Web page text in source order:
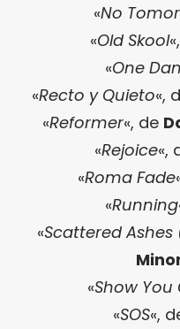
«No
«Old Skool
«One
«Recto y Quieto«,
«Reformer«, de
«Rejoice«,
«Roma Fade
«Running
«Scattered
«Show You
«SOS«,